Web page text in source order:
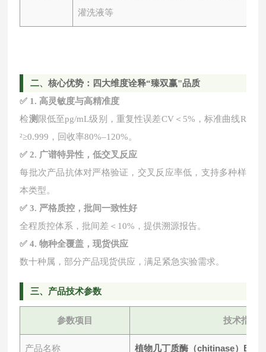
灌洗液等
二、核心优势：四大维度诠释“臻双赢"品质
✅ 1. 高灵敏度与高精准度
检测 限低至pg/mL级别，重复性误差CV＜5%，标准曲线R
²≥0.999，回收率80%–120%。
✅ 2. 广谱特异性，低交叉反应
每批次产品抗体对严格验证，交叉反应率低，支持多种样
本类型。
✅ 3. 严格质控，批间一致性好
全程质控体系，批间差＜ 10%，提供溯源报告。
✅ 4. 物种全覆盖，现货供应
数十种属，部分产品现货供应，满足紧急实验需求。
三、产品技术参数
参数项目 技术指标
产品名称 植物几丁质酶（chitinase）